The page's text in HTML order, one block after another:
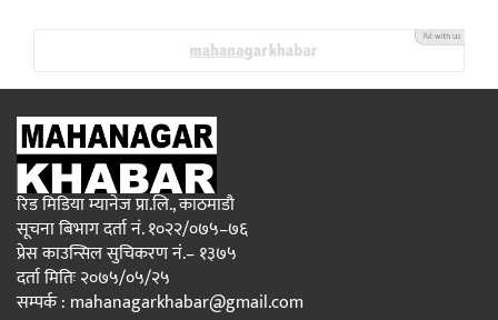
रिड मिडिया म्यानेज प्रा.लि., काठमाडौ
सूचना बिभाग दर्ता नं. १०२२/०७५–७६
प्रेस काउन्सिल सुचिकरण नं.– १३७५
दर्ता मितिः २०७५/०५/२५
सम्पर्क : mahanagarkhabar@gmail.com